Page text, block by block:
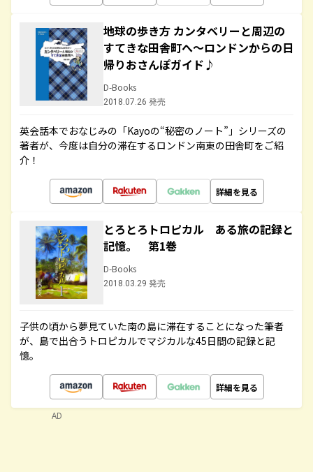
地球の歩き方 カンタベリーと周辺の
すてきな田舎町へ～ロンドンからの日
帰りおさんぽガイド♪
D-Books
2018.07.26 発売
英会話本でおなじみの「Kayoの“秘密のノート”」シリーズの
著者が、今度は自分の滞在するロンドン南東の田舎町をご紹
介！
詳細を見る
とろとろトロピカル ある旅の記録と
記憶。 第1巻
D-Books
2018.03.29 発売
子供の頃から夢見ていた南の島に滞在することになった筆者
が、島で出合うトロピカルでマジカルな45日間の記録と記
憶。
詳細を見る
AD